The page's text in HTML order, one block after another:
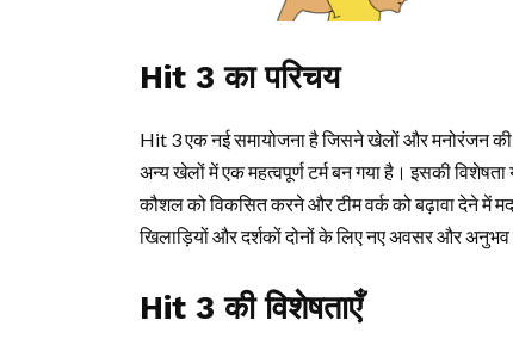
Hit 3 का परिचय
Hit 3 एक नई समायोजना है जिसने खेलों और मनोरंजन
अन्य खेलों में एक महत्वपूर्ण टर्म बन गया है। इसकी
कौशल को विकसित करने और टीम वर्क को बढ़ावा देने में
खिलाड़ियों और दर्शकों दोनों के लिए नए अवसर और अनुभव
Hit 3 की विशेषताएँ